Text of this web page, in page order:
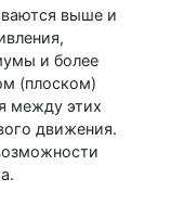
выше и
и более
(плоском)
между этих
движения.